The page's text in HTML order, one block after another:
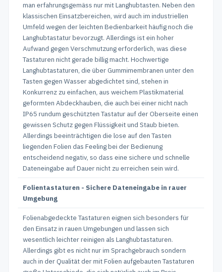
man erfahrungsgemäss nur mit Langhubtasten. Neben den
klassischen Einsatzbereichen, wird auch im industriellen
Umfeld wegen der leichten Bedienbarkeit häufig noch die
Langhubtastatur bevorzugt. Allerdings ist ein hoher
Aufwand gegen Verschmutzung erforderlich, was diese
Tastaturen nicht gerade billig macht. Hochwertige
Langhubtastaturen, die über Gummimembranen unter den
Tasten gegen Wasser abgedichtet sind, stehen in
Konkurrenz zu einfachen, aus weichem Plastikmaterial
geformten Abdeckhauben, die auch bei einer nicht nach
IP65 rundum geschützten Tastatur auf der Oberseite einen
gewissen Schutz gegen Flüssigkeit und Staub bieten.
Allerdings beeinträchtigen die lose auf den Tasten
liegenden Folien das Feeling bei der Bedienung
entscheidend negativ, so dass eine sichere und schnelle
Dateneingabe auf Dauer nicht zu erreichen sein wird.
Folientastaturen - Sichere Dateneingabe in rauer
Umgebung
Folienabgedeckte Tastaturen eignen sich besonders für
den Einsatz in rauen Umgebungen und lassen sich
wesentlich leichter reinigen als Langhubtastaturen.
Allerdings gibt es nicht nur im Sprachgebrauch sondern
auch in der Qualität der mit Folien aufgebauten Tastaturen